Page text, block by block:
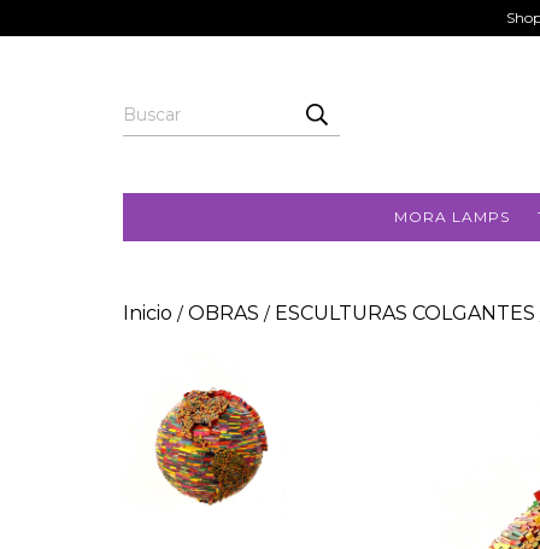
MORA LAMPS
Inicio / OBRAS / ESCULTURAS COLGANTES